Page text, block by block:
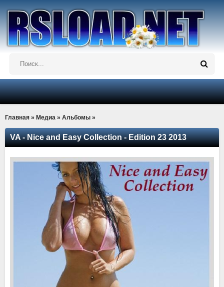
Главная » Медиа » Альбомы »
VA - Nice and Easy Collection - Edition 23 2013